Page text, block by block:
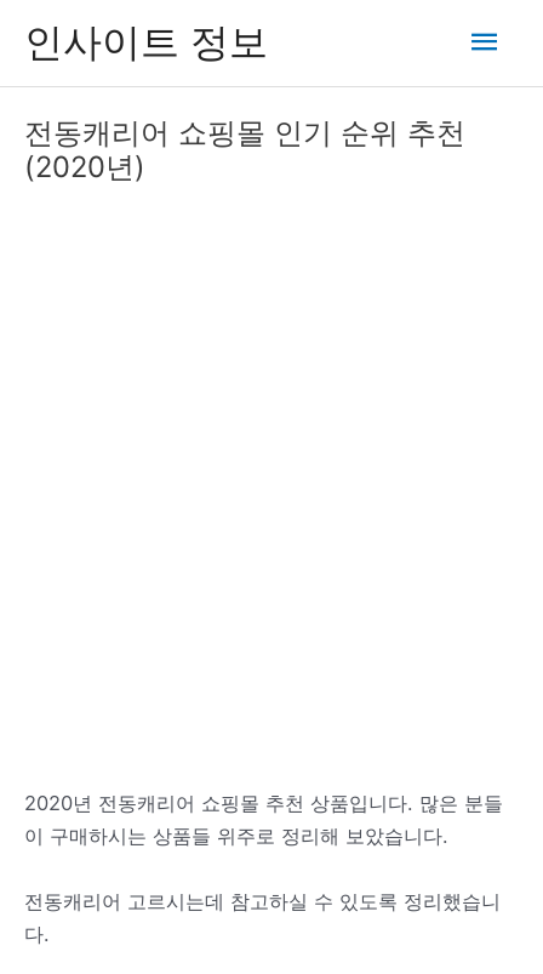
츠
인사이트 정보
메
인
전동캐리어 쇼핑몰 인기 순위 추천
(2020년)
2020년 전동캐리어 쇼핑몰 추천 상품입니다. 많은 분들
이 구매하시는 상품들 위주로 정리해 보았습니다.
전동캐리어 고르시는데 참고하실 수 있도록 정리했습니
다.